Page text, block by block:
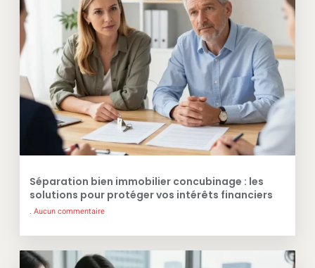
Séparation bien immobilier concubinage : les
solutions pour protéger vos intérêts financiers
Aucun commentaire